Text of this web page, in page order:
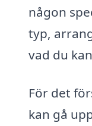
någon
typ,
vad du
För det
kan gå